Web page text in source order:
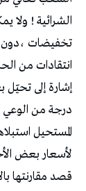
الشرائية ! ولا
تخفيضات ،دون
انتقادات من
إشارة إلى تحيّل
درجة من الوعي
المستحيل
لأسعار بعض
قصد مقارنتها